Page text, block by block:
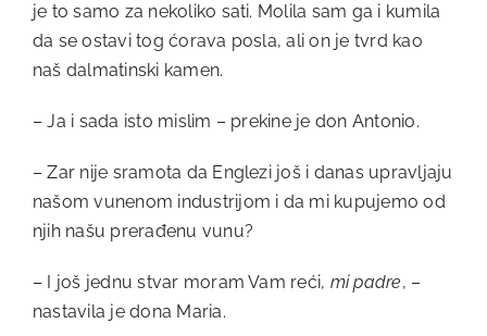
je to samo za nekoliko sati. Molila sam ga i kumila
da se ostavi tog ćorava posla, ali on je tvrd kao
naš dalmatinski kamen.
– Ja i sada isto mislim – prekine je don Antonio.
– Zar nije sramota da Englezi još i danas upravljaju
našom vunenom industrijom i da mi kupujemo od
njih našu prerađenu vunu?
– I još jednu stvar moram Vam reći, mi padre, –
nastavila je dona Maria.